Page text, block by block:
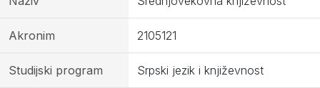
Akronim 2105121
Studijski program Srpski jezik i književnost